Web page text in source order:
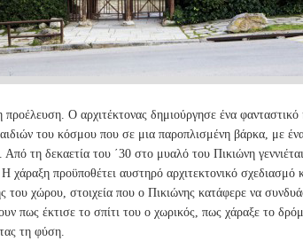
προέλευση. Ο αρχιτέκτονας δημιούργησε ένα
του κόσμου που σε μια παροπλισμένη βάρκα, με
Από τη δεκαετία του ΄30 στο μυαλό του Πικιώνη
χάραξη προϋποθέτει αυστηρό αρχιτεκτονικό σχεδιασμό
του χώρου, στοιχεία που ο Πικιώνης κατάφερε να
πως έκτισε το σπίτι του ο χωρικός, πως χάραξε το
τη φύση.